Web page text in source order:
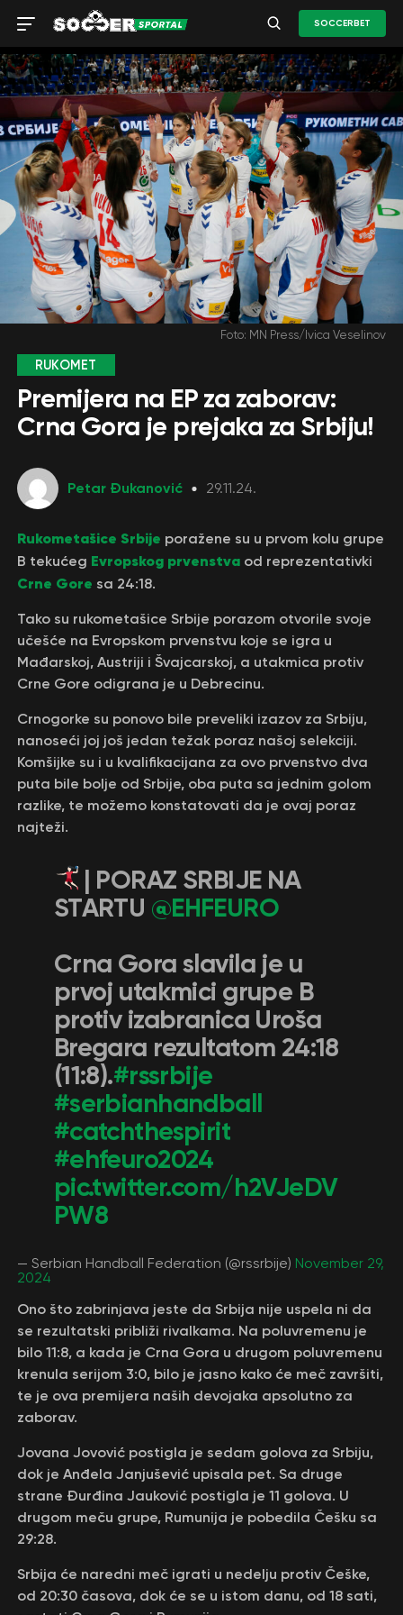
SOCCERBET
Foto: MN Press/Ivica Veselinov
RUKOMET
Premijera na EP za zaborav:
Crna Gora je prejaka za Srbiju!
Petar Đukanović 29.11.24.
Rukometašice Srbije poražene su u prvom kolu grupe
B tekućeg Evropskog prvenstvaod reprezentativki
Crne Gore sa 24:18.
Tako su rukometašice Srbije porazom otvorile svoje
učešće na Evropskom prvenstvu koje se igra u
Mađarskoj, Austriji i Švajcarskoj, a utakmica protiv
Crne Gore odigrana je u Debrecinu.
Crnogorke su ponovo bile preveliki izazov za Srbiju,
nanoseći joj još jedan težak poraz našoj selekciji.
Komšijke su i u kvalifikacijana za ovo prvenstvo dva
puta bile bolje od Srbije, oba puta sa jednim golom
razlike, te možemo konstatovati da je ovaj poraz
najteži.
| PORAZ SRBIJE NA
STARTU @EHFEURO
Crna Gora slavila je u
prvoj utakmici grupe B
protiv izabranica Uroša
Bregara rezultatom 24:18
(11:8).#rssrbije
#serbianhandball
#catchthespirit
#ehfeuro2024
pic.twitter.com/h2VJeDV
PW8
— Serbian Handball Federation (@rssrbije) November 29,
2024
Ono što zabrinjava jeste da Srbija nije uspela ni da
se rezultatski približi rivalkama. Na poluvremenu je
bilo 11:8, a kada je Crna Gora u drugom poluvremenu
krenula serijom 3:0, bilo je jasno kako će meč završiti,
te je ova premijera naših devojaka apsolutno za
zaborav.
Jovana Jovović postigla je sedam golova za Srbiju,
dok je Anđela Janjušević upisala pet. Sa druge
strane Đurđina Jauković postigla je 11 golova. U
drugom meču grupe, Rumunija je pobedila Češku sa
29:28.
Srbija će naredni meč igrati u nedelju protiv Češke,
od 20:30 časova, dok će se u istom danu, od 18 sati,